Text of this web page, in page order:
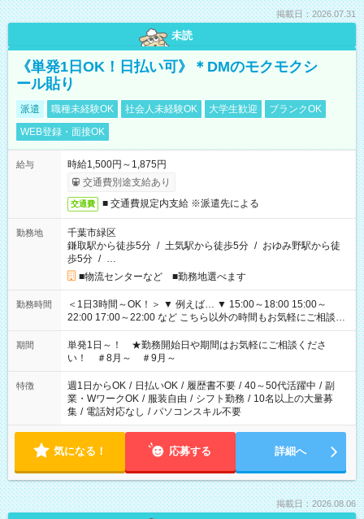
掲載日：2026.07.31
未読
《単発1日OK！日払い可》＊DMのモクモクシ
ール貼り
派遣 職種未経験OK 社会人未経験OK 大学生歓迎
ブランクOK
WEB登録・面接OK
給与
時給1,500円～1,875円
交通費別途支給あり
交通費 ■ 交通費規定内支給 ※派遣先による
勤務地
千葉市緑区
鎌取駅から徒歩5分 / 土気駅から徒歩5分 / おゆみ野駅から徒
歩5分 / …
■物流センターなど ■勤務地選べます
勤務時間
＜1日3時間～OK！＞ ▼ 例えば… ▼ 15:00～18:00 15:00～
22:00 17:00～22:00 など こちら以外の時間もお気軽にご相談く
ださい！
期間
単発1日～！ ★勤務開始日や期間はお気軽にご相談くださ
い！ ＃8月～ ＃9月～
特徴 週1日からOK / 日払いOK / 履歴書不要 / 40～50代活躍中 / 副
業・WワークOK / 服装自由 / シフト勤務 / 10名以上の大量募
集 / 電話対応なし / パソコンスキル不要
気になる！ 応募する 詳細へ
掲載日：2026.08.06